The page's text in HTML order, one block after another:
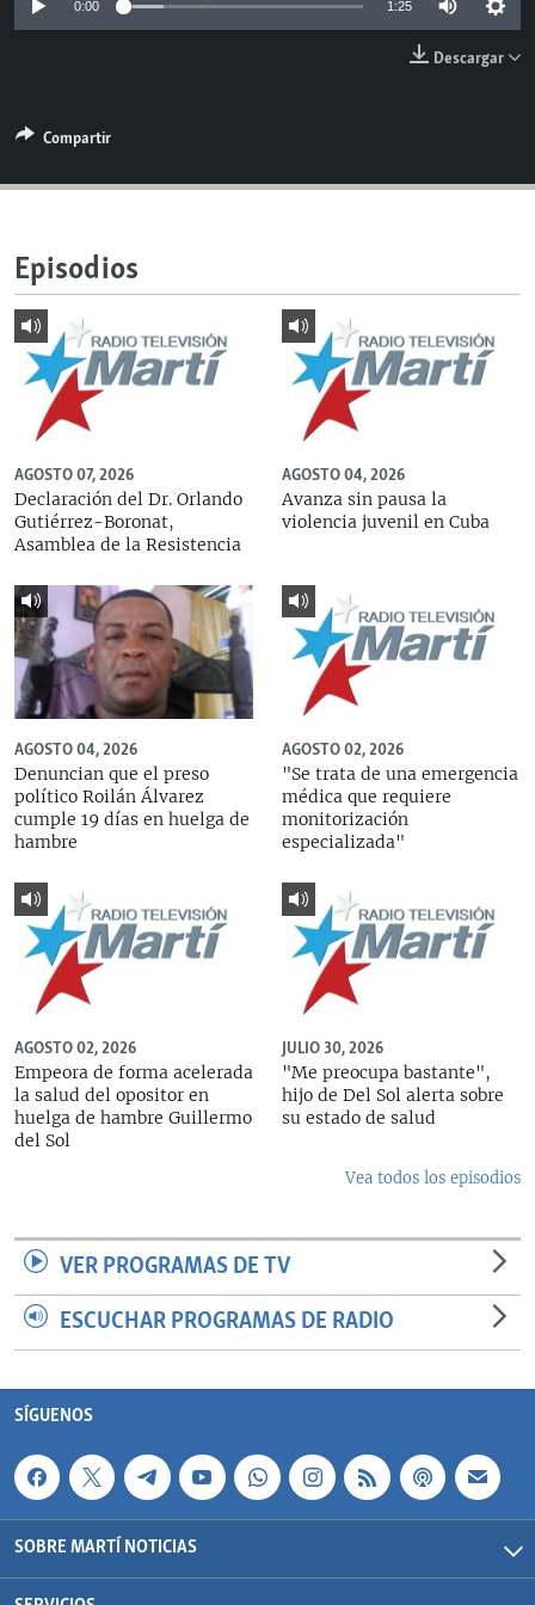
RADIO MARTÍ
LA REALIDAD DE LA VIVIENDA EN CUBA
SER VIEJO EN CUBA
LOS SANTOS DE HIALEAH
DESINFORMACIÓN RUSA EN AMÉRICA LATINA
LA INVASIÓN DE RUSIA A UCRANIA
EDITORIALES
0:00 1:25
Descargar
Compartir
Episodios
AGOSTO 07, 2026
Declaración del Dr. Orlando
Gutiérrez-Boronat,
Asamblea de la Resistencia
AGOSTO 04, 2026
Avanza sin pausa la
violencia juvenil en Cuba
AGOSTO 04, 2026
Denuncian que el preso
político Roilán Álvarez
cumple 19 días en huelga de
hambre
AGOSTO 02, 2026
"Se trata de una emergencia
médica que requiere
monitorización
especializada"
AGOSTO 02, 2026
Empeora de forma acelerada
la salud del opositor en
huelga de hambre Guillermo
del Sol
JULIO 30, 2026
"Me preocupa bastante",
hijo de Del Sol alerta sobre
su estado de salud
Vea todos los episodios
VER PROGRAMAS DE TV
ESCUCHAR PROGRAMAS DE RADIO
SÍGUENOS
SOBRE MARTÍ NOTICIAS